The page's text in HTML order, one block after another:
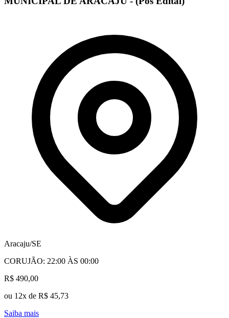
Aracaju/SE
CORUJÃO: 22:00 ÀS 00:00
R$ 490,00
ou 12x de R$ 45,73
Saiba mais